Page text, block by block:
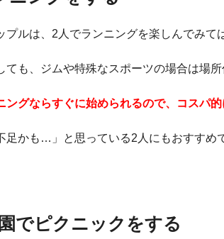
プルは、2人でランニングを楽しんでみて
ても、ジムや特殊なスポーツの場合は場
ングならすぐに始められるので、コスパ
足かも…」と思っている2人にもおすすめ
でピクニックをする